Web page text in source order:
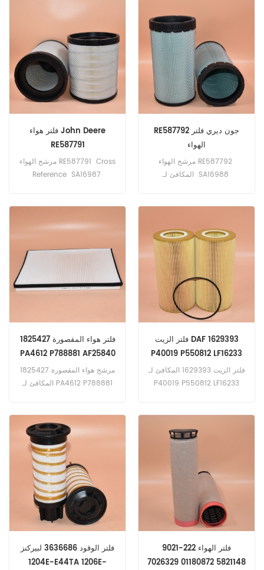
Holland Equipment ؛
MANTrucks.
8690940003 تطبيق لمعدات
Claas ، Liebherr ، New
Holland ؛ Iveco ،
MANTrucks.
فلتر هواء John Deere
RE587791
مرشح الهواء RE587791 Cross
Reference SA16987
8370R.
RE587792 جون ديري فلتر
الهواء
مرشح الهواء RE587792
المكافئ لـ SA16988
فلتر هواء المقصورة 1825427
PA4612 P788881 AF25840
CU3132 مرشح هواء المقصورة 1825427
المكافئ لـ PA4612 P788881
XF.
فلتر الزيت DAF 1629393
P40019 P550812 LF16233
HU12103Xفلتر الزيت 1629393 المكافئ لـ
P40019 P550812 LF16233
فلتر الوقود 3636686 لبيركنز
1204E-E44TA 1206E-
فلتر الهواء 222-9021
5821148 01180872 7026329